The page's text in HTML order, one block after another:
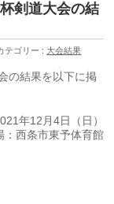
剣道大会の結
テゴリー :大会結果
の結果を以下に掲
年12月4日（日）
：西条市東予体育館